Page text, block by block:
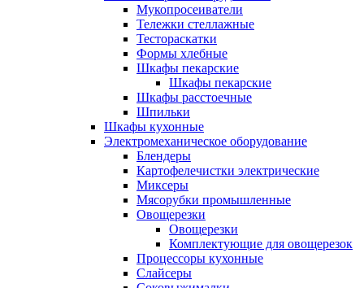
Мукопросеиватели
Тележки стеллажные
Тестораскатки
Формы хлебные
Шкафы пекарские
Шкафы пекарские
Шкафы расстоечные
Шпильки
Шкафы кухонные
Электромеханическое оборудование
Блендеры
Картофелечистки электрические
Миксеры
Мясорубки промышленные
Овощерезки
Овощерезки
Комплектующие для овощерезок
Процессоры кухонные
Слайсеры